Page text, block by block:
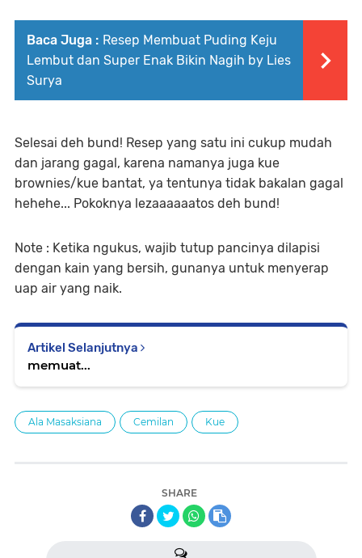
Baca Juga : Resep Membuat Puding Keju
Lembut dan Super Enak Bikin Nagih by Lies
Surya
Selesai deh bund! Resep yang satu ini cukup mudah
dan jarang gagal, karena namanya juga kue
brownies/kue bantat, ya tentunya tidak bakalan gagal
hehehe... Pokoknya lezaaaaaatos deh bund!
Note : Ketika ngukus, wajib tutup pancinya dilapisi
dengan kain yang bersih, gunanya untuk menyerap
uap air yang naik.
Artikel Selanjutnya
memuat...
Ala Masaksiana Cemilan Kue
SHARE